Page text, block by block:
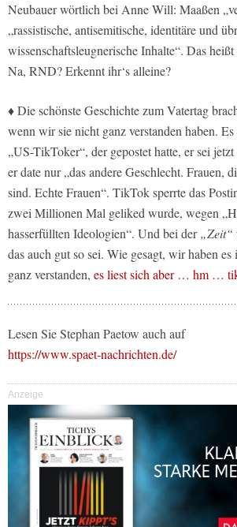
Neubauer wörtlich bei Anne Will: Maaßen
„rassistische, antisemitische, identitäre und
wissenschaftsleugnerische Inhalte“. Das
Na, RND? Erkennt ihr‘s alleine?
♦ Die schönste Geschichte zum Vatertag
wenn wir sie nicht ganz verstanden haben.
„US-TikToker“, der gepostet hatte, er sei
er date nur „das andere Geschlecht. Frauen,
sind. Echte Frauen“. TikTok sperrte das
zwei Millionen Mal geliked wurde, wegen
hasserfüllten Ideologien“. Und bei der„Zeit“
das auch gut so sei. Wie gesagt, wir haben
ganz verstanden, es liest sich aber … hm …
Lesen Sie Stephan Paetow auch auf
https://www.spaet-nachrichten.de/
Anzeige